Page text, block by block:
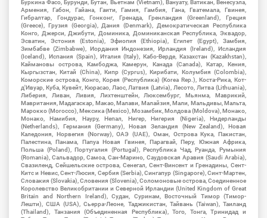
Буркина Фасо, Бурунди, Бутан, Вьетнам (Vietnam), Вануату, Ватикан, Венесуэла,
Армения, Габон, Гайана, Гаити, Гамия, Гамбия, Гана, Гватемала, Гвинея,
Гибралтар, Гондурас, Гонконг, Гренада, Гренландия (Greenland), Греция
(Greece), Грузия (Georgia), Дания (Denmark), Демократическая Республика
Конго, Джерси, Джибути, Доминика, Доминиканская Республика, Эквадор,
Эсватин, Эстония (Estonia), Эфиопия (Ethiopia), Египет (Egypt), Замбия,
Зимбабве (Zimbabwe), Иордания Индонезия, Ирландия (Ireland), Исландия
(Iceland), Испания (Spain), Италия (Italy), Кабо-Верде, Казахстан (Kazakhstan),
Каймановы острова, Камбоджа, Камерун, Канада (Canada), Катар, Кения,
Кыргызстан, Китай (China), Кипр (Cyprus), Кирибати, Колумбия (Colombia),
Коморские острова, Конго, Корея (Республика) (Korea Rep.), Коста-Рика, Кот-
д'Ивуар, Куба, Кувейт, Кюрасао, Лаос, Латвия (Latvia), Лесото, Литва (Lithuania),
Либерия, Ливан, Ливия, Лихтенштейн, Люксембург, Мьянма, Маврикий,
Мавритания, Мадагаскар, Макао, Малави, Малайзия, Мали, Мальдивы, Мальта,
Марокко (Morocco), Мексика (Mexico), Мозамбик, Молдова (Moldova), Монако,
Монако, Намибия, Науру, Непал, Нигер, Нигерия (Nigeria), Нидерланды
(Netherlands), Германия (Germany), Новая Зеландия (New Zealand), Новая
Каледония, Норвегия (Norway), ОАЭ (UAE), Оман, Острова Кука, Пакистан,
Палестина, Панама, Папуа Новая Гвинея, Парагвай, Перу, Южная Африка,
Польша (Poland), Португалия (Portugal), Республика Чад, Руанда, Румыния
(Romania), Сальвадор, Самоа, Сан-Марино, Саудовская Аравия (Saudi Arabia),
Свазиленд, Сейшельские острова, Сенегал, Сент-Винсент и Гренадины, Сент-
Китс и Невис, Сент-Люсия, Сербия (Serbia), Сингапур (Singapore), Синт-Мартен,
Словакия (Slovakia), Словения (Slovenia), Соломоновые острова, Соединенное
Королевство Великобритании и Северной Ирландии (United Kingdom of Great
Britain and Northern Ireland), Судан, Суринам, Восточный Тимор (Тимор-
Лешти), США (USA), Сьерра-Леоне, Таджикистан, Тайвань (Taiwan), Таиланд
(Thailand), Танзания (Объединенная Республика), Того, Тонга, Тринидад и